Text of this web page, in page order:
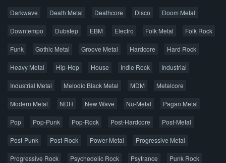
Darkwave Death Metal Deathcore Disco Doom Metal
Downtempo Dubstep EBM Electro Folk Metal Folk Rock
Funk Gothic Metal Groove Metal Hardcore Hard Rock
Heavy Metal Hip-Hop House Indie Rock Industrial
Industrial Metal Melodic Black Metal MDM Metalcore
Modern Metal NDH New Wave Nu-Metal Pagan Metal
Pop Pop-Punk Pop-Rock Post-Hardcore Post-Metal
Post-Punk Post-Rock Power Metal Progressive Metal
Progressive Rock Psychedelic Rock Psytrance Punk Rock
Главная Поиск по сайту
Карта сайта
Джаз
Метал Поп Рэп Рок Шансон
Весь материал выложен для ознакомления, после
лицензионную копию.